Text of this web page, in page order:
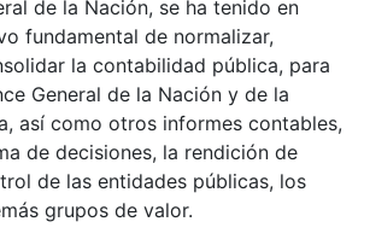
de la Nación, se ha tenido en
fundamental de normalizar,
la contabilidad pública, para
General de la Nación y de la
así como otros informes contables,
de decisiones, la rendición de
de las entidades públicas, los
grupos de valor.